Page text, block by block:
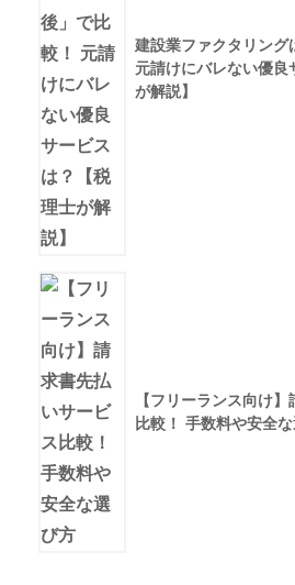
建設業ファクタリング
元請けにバレない優
が解説】
【フリーランス向け
比較！ 手数料や安全